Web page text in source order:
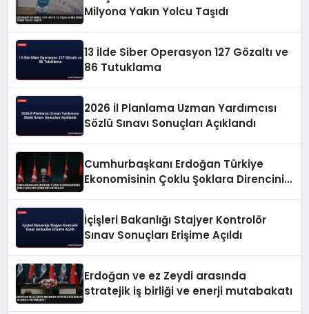
Milyona Yakın Yolcu Taşıdı
13 İlde Siber Operasyon 127 Gözaltı ve
86 Tutuklama
2026 İl Planlama Uzman Yardımcısı
Sözlü Sınavı Sonuçları Açıklandı
Cumhurbaşkanı Erdoğan Türkiye
Ekonomisinin Çoklu Şoklara Direncini
İçişleri Bakanlığı Stajyer Kontrolör
Sınav Sonuçları Erişime Açıldı
Erdoğan ve ez Zeydi arasında
stratejik iş birliği ve enerji mutabakatı